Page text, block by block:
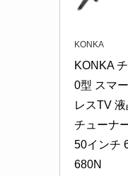
KONKA
KONKA
0型 スマ
レスTV
チューナ
50インチ
680N